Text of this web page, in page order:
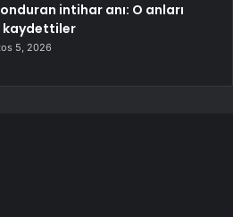
intihar anı: O anları
kaydettiler
5, 2026